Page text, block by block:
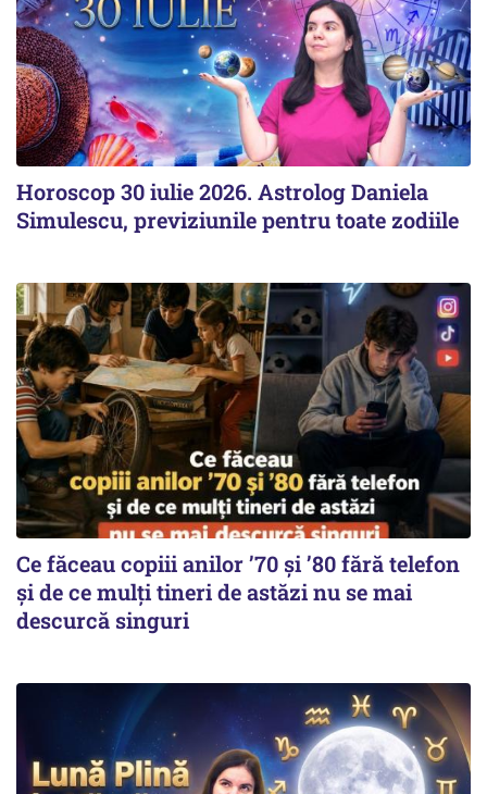
Horoscop 30 iulie 2026. Astrolog Daniela
Simulescu, previziunile pentru toate zodiile
Ce făceau copiii anilor ’70 și ’80 fără telefon
și de ce mulți tineri de astăzi nu se mai
descurcă singuri